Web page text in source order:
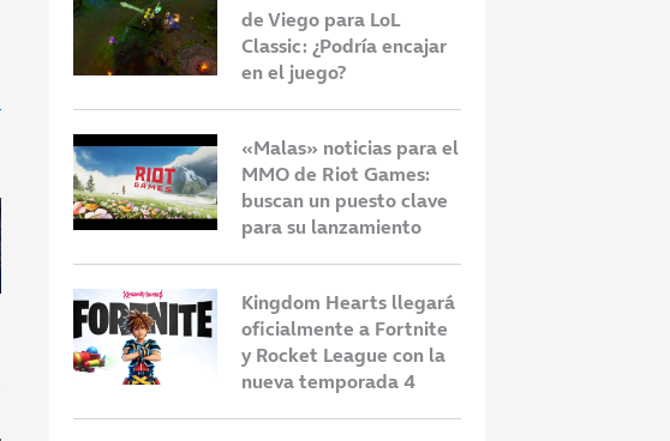
de Viego para LoL
Classic: ¿Podría encajar
en el juego?
«Malas» noticias para el
MMO de Riot Games:
buscan un puesto clave
para su lanzamiento
Kingdom Hearts llegará
oficialmente a Fortnite
y Rocket League con la
nueva temporada 4